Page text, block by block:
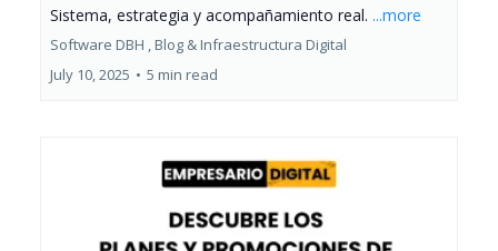
Sistema, estrategia y acompañamiento real. ...more
Software DBH ,Blog &Infraestructura Digital
July 10, 2025 • 5 min read